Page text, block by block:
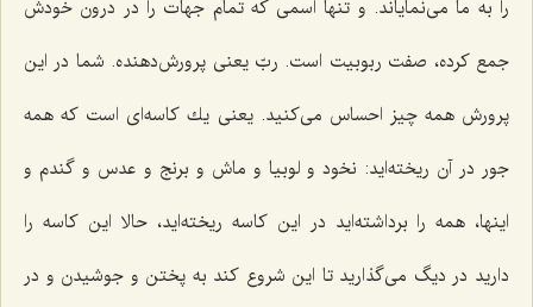
را به ما می‌نمایاند. و تنها اسمی كه تمام جهات را در درون خودش
جمع كرده، صفت ربوبیت است. ربّ یعنی پرورش‌دهنده. شما در این
پرورش همه چیز احساس می‌كنید. یعنی یك كاسه‌ای است كه همه
جور در آن ریخته‌اید: نخود و لوبیا و ماش و برنج و عدس و گندم و
اینها، همه را برداشته‌اید در این كاسه ریخته‌اید، حالا این كاسه را
دارید در دیگ می‌گذارید تا این شروع كند به پختن و جوشیدن و در